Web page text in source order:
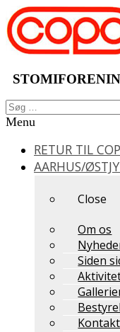
Videre
til
indhold
Søg
efter:
Menu
RETUR TIL
AARHUS/
Close
Om os
Siden